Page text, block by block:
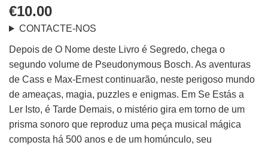
€10.00
CONTACTE-NOS
Depois de O Nome deste Livro é Segredo, chega o
segundo volume de Pseudonymous Bosch. As aventuras
de Cass e Max-Ernest continuarão, neste perigoso mundo
de ameaças, magia, puzzles e enigmas. Em Se Estás a
Ler Isto, é Tarde Demais, o mistério gira em torno de um
prisma sonoro que reproduz uma peça musical mágica
composta há 500 anos e de um homúnculo, seu